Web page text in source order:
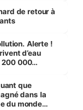
de retour à
Alerte !
d’eau
200 000
que
dans la
du monde